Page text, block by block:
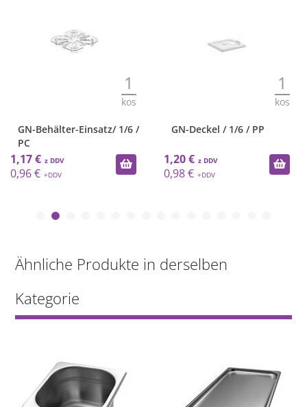
1
kos
GN-Behälter-Einsatz/ 1/6 /
PC
1,17 €
0,96 €
1
kos
GN-Deckel / 1/6 / PP
1,20 €
0,98 €
Ähnliche Produkte in derselben
Kategorie